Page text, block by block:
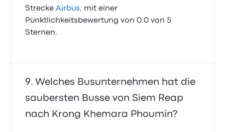
StreckeAirbus, mit einer
Pünktlichkeitsbewertung von 0.0 von 5
Sternen.
Welches Busunternehmen hat die
saubersten Busse von Siem Reap
nach Krong Khemara Phoumin?